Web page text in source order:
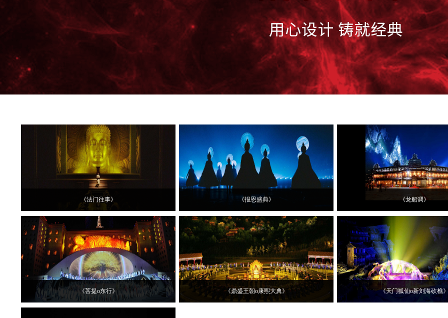
《法门往事》 《报恩盛典》 《龙船调》
《菩提o东行》 《鼎盛王朝o康熙大典》 《天门狐仙o新刘海砍樵